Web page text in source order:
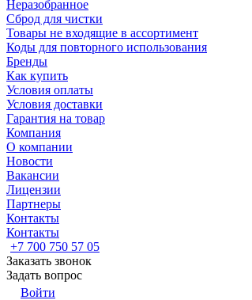
Неразобранное
Сброд для чистки
Товары не входящие в ассортимент
Коды для повторного использования
Бренды
Как купить
Условия оплаты
Условия доставки
Гарантия на товар
Компания
О компании
Новости
Вакансии
Лицензии
Партнеры
Контакты
Контакты
+7 700 750 57 05
Заказать звонок
Задать вопрос
Войти